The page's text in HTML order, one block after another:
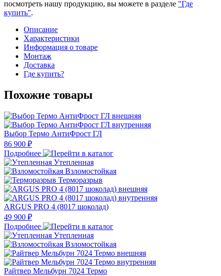
посмотреть нашу продукцию, вы можете в разделе "Где
купить".
Описание
Характеристики
Информация о товаре
Монтаж
Доставка
Где купить?
Похожие товары
Выбор Термо АнтиФрост ГЛ
86 900 ₽
Подробнее
Утепленная
Взломостойкая
Терморазрыв
ARGUS PRO 4 (8017 шоколад)
49 900 ₽
Подробнее
Утепленная
Взломостойкая
Райтвер Мельбурн 7024 Термо